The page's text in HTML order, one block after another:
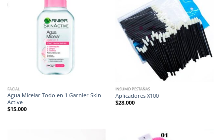
FACIAL
Agua Micelar Todo en 1 Garnier Skin
Active
$15.000
INSUMO PESTAÑAS
Aplicadores X100
$28.000